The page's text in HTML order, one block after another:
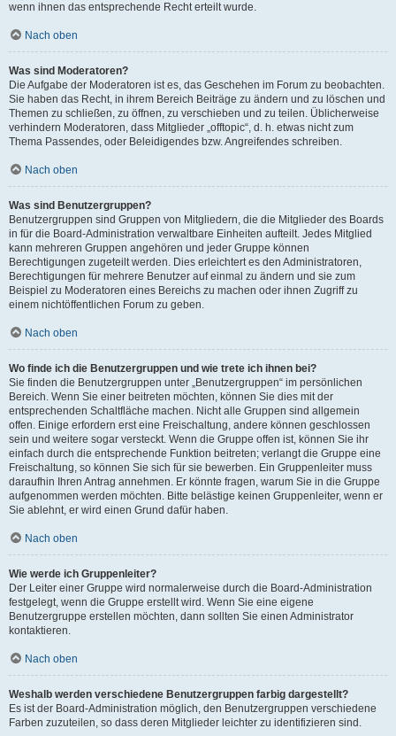
wenn ihnen das entsprechende Recht erteilt wurde.
Nach oben
Was sind Moderatoren?
Die Aufgabe der Moderatoren ist es, das Geschehen im Forum zu beobachten.
Sie haben das Recht, in ihrem Bereich Beiträge zu ändern und zu löschen und
Themen zu schließen, zu öffnen, zu verschieben und zu teilen. Üblicherweise
verhindern Moderatoren, dass Mitglieder „offtopic“, d. h. etwas nicht zum
Thema Passendes, oder Beleidigendes bzw. Angreifendes schreiben.
Nach oben
Was sind Benutzergruppen?
Benutzergruppen sind Gruppen von Mitgliedern, die die Mitglieder des Boards
in für die Board-Administration verwaltbare Einheiten aufteilt. Jedes Mitglied
kann mehreren Gruppen angehören und jeder Gruppe können
Berechtigungen zugeteilt werden. Dies erleichtert es den Administratoren,
Berechtigungen für mehrere Benutzer auf einmal zu ändern und sie zum
Beispiel zu Moderatoren eines Bereichs zu machen oder ihnen Zugriff zu
einem nichtöffentlichen Forum zu geben.
Nach oben
Wo finde ich die Benutzergruppen und wie trete ich ihnen bei?
Sie finden die Benutzergruppen unter „Benutzergruppen“ im persönlichen
Bereich. Wenn Sie einer beitreten möchten, können Sie dies mit der
entsprechenden Schaltfläche machen. Nicht alle Gruppen sind allgemein
offen. Einige erfordern erst eine Freischaltung, andere können geschlossen
sein und weitere sogar versteckt. Wenn die Gruppe offen ist, können Sie ihr
einfach durch die entsprechende Funktion beitreten; verlangt die Gruppe eine
Freischaltung, so können Sie sich für sie bewerben. Ein Gruppenleiter muss
daraufhin Ihren Antrag annehmen. Er könnte fragen, warum Sie in die Gruppe
aufgenommen werden möchten. Bitte belästige keinen Gruppenleiter, wenn er
Sie ablehnt, er wird einen Grund dafür haben.
Nach oben
Wie werde ich Gruppenleiter?
Der Leiter einer Gruppe wird normalerweise durch die Board-Administration
festgelegt, wenn die Gruppe erstellt wird. Wenn Sie eine eigene
Benutzergruppe erstellen möchten, dann sollten Sie einen Administrator
kontaktieren.
Nach oben
Weshalb werden verschiedene Benutzergruppen farbig dargestellt?
Es ist der Board-Administration möglich, den Benutzergruppen verschiedene
Farben zuzuteilen, so dass deren Mitglieder leichter zu identifizieren sind.